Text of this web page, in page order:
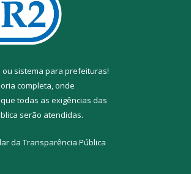
ou sistema para prefeituras!
completa, onde
todas as exigências das
serão atendidas.
da Transparência Pública